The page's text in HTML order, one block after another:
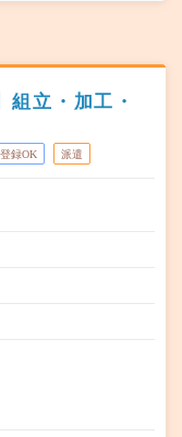
組立・加工・
録OK 派遣